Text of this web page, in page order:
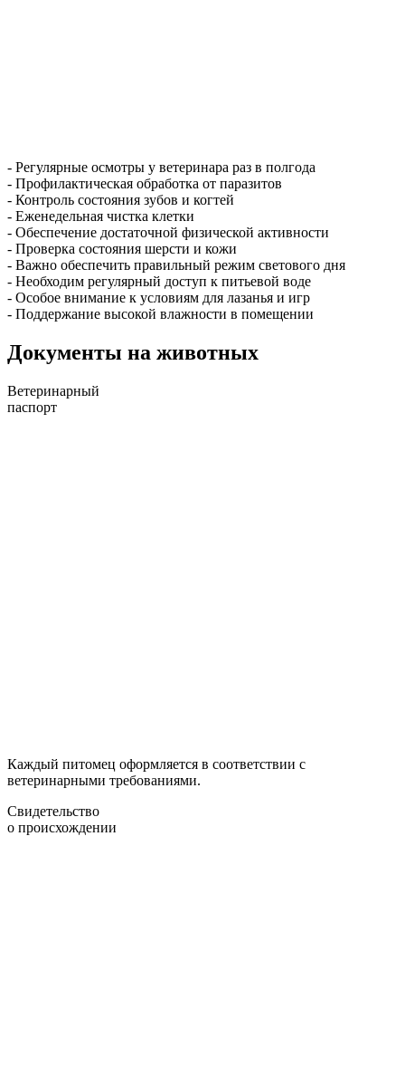
- Регулярные осмотры у ветеринара раз в полгода
- Профилактическая обработка от паразитов
- Контроль состояния зубов и когтей
- Еженедельная чистка клетки
- Обеспечение достаточной физической активности
- Проверка состояния шерсти и кожи
- Важно обеспечить правильный режим светового дня
- Необходим регулярный доступ к питьевой воде
- Особое внимание к условиям для лазанья и игр
- Поддержание высокой влажности в помещении
Документы на животных
Ветеринарный
паспорт
Каждый питомец оформляется в соответствии с
ветеринарными требованиями.
Свидетельство
о происхождении